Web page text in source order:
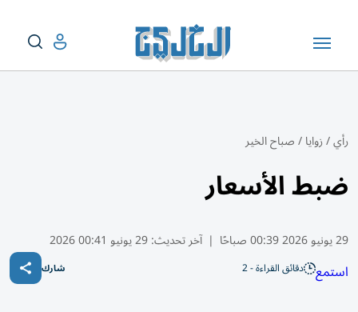
رأي/زوايا/صباح الخير
ضبط الأسعار
29 يونيو 2026 00:39 صباحًا | آخر تحديث:29 يونيو 00:41 2026
استمع دقائق القراءة - 2 شارك